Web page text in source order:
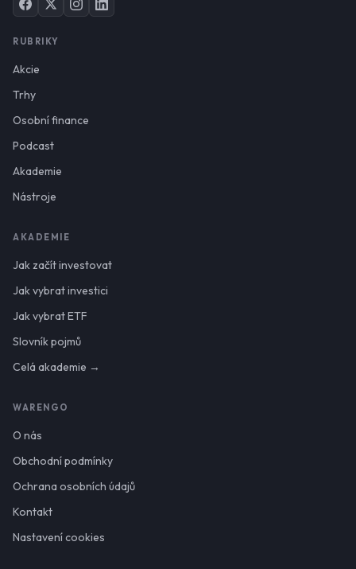
RUBRIKY
Akcie
Trhy
Osobní finance
Podcast
Akademie
Nástroje
AKADEMIE
Jak začít investovat
Jak vybrat investici
Jak vybrat ETF
Slovník pojmů
Celá akademie →
WARENGO
O nás
Obchodní podmínky
Ochrana osobních údajů
Kontakt
Nastavení cookies